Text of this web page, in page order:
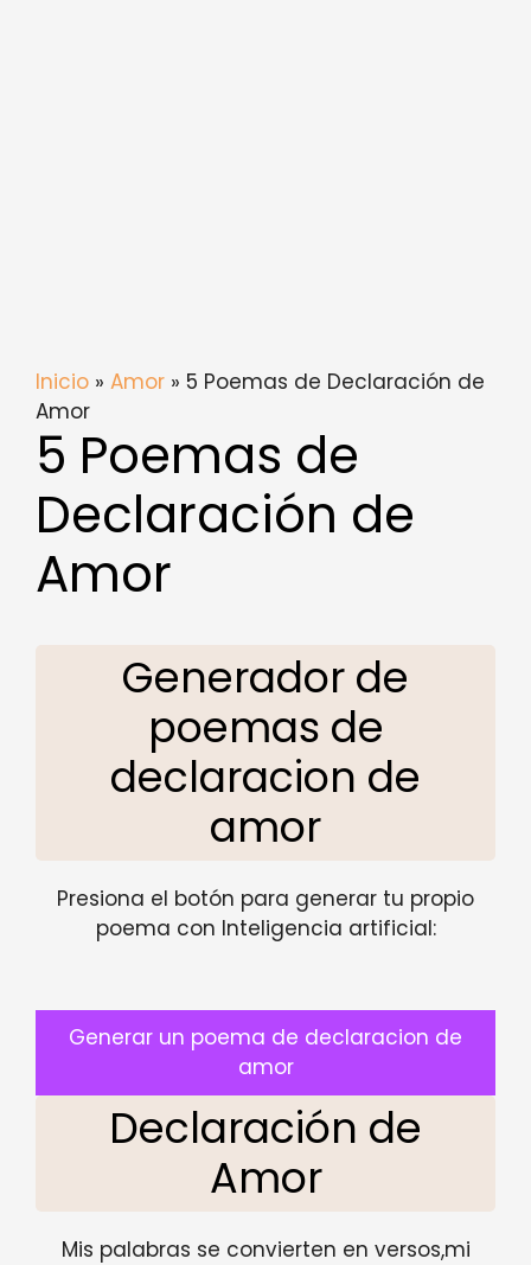
Inicio » Amor » 5 Poemas de Declaración de
Amor
5 Poemas de
Declaración de
Amor
Generador de
poemas de
declaracion de
amor
Presiona el botón para generar tu propio
poema con Inteligencia artificial:
Generar un poema de declaracion de
amor
Declaración de
Amor
Mis palabras se convierten en versos,mi